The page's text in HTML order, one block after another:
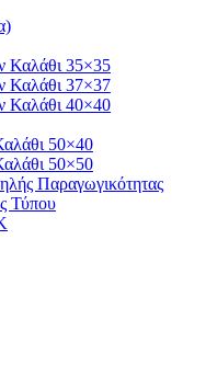
Καλάθι 35×35
Καλάθι 37×37
Καλάθι 40×40
50×40
50×50
Παραγωγικότητας
Τύπου